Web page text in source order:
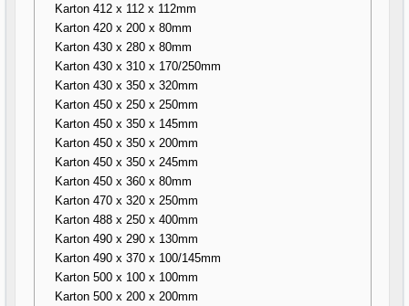
Karton 412 x 112 x 112mm
Karton 420 x 200 x 80mm
Karton 430 x 280 x 80mm
Karton 430 x 310 x 170/250mm
Karton 430 x 350 x 320mm
Karton 450 x 250 x 250mm
Karton 450 x 350 x 145mm
Karton 450 x 350 x 200mm
Karton 450 x 350 x 245mm
Karton 450 x 360 x 80mm
Karton 470 x 320 x 250mm
Karton 488 x 250 x 400mm
Karton 490 x 290 x 130mm
Karton 490 x 370 x 100/145mm
Karton 500 x 100 x 100mm
Karton 500 x 200 x 200mm